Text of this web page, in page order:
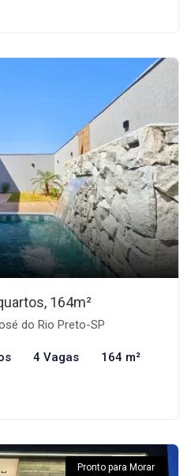
164m²
do Rio Preto-SP
4 Vagas 164 m²
Pronto para Morar